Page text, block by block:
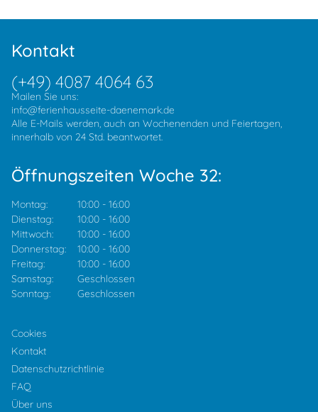
Kontakt
(+49) 4087 4064 63
Mailen Sie uns:
info@ferienhausseite-daenemark.de
Alle E-Mails werden, auch an Wochenenden und Feiertagen,
innerhalb von 24 Std. beantwortet.
Öffnungszeiten Woche 32:
Montag: 10:00 - 16:00
Dienstag:
10:00 - 16:00
Mittwoch:
10:00 - 16:00
Donnerstag:
10:00 - 16:00
Freitag:
10:00 - 16:00
Samstag:
Geschlossen
Sonntag:
Geschlossen
Cookies
Kontakt
Datenschutzrichtlinie
FAQ
Über uns